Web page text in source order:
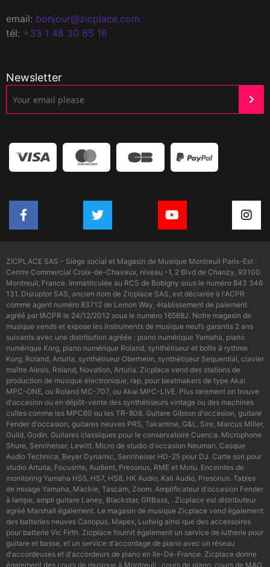
email: bonjour@zicplace.com
tél: +33 1 48 30 65 16
Newsletter
ZICPLACE SAS - Siège social et Magasin de Musique Montreuil Paris-Est :
Centre Commercial Croix-de-Chavaux, niveau -1, 2 Blvd de Chanzy, 93100
Montreuil, France. Immatriculée au RCS de Bobigny sous le numéro 843 346
131. Disruptor SAS, ancien nom de Zicplace SAS, est déclarée à l'ACPR
comme agent numéro 83712 de Lemon Way, établissement de paiement
agréé par l’ACPR le 24/12/2012 sous le numéro 16568J. Notre magasin de
musique vends et expose les instruments de musique neufs garantis 2 ans
suivants avec une distribution agréée : piano numérique Yamaha, piano
numérique Korg, piano numérique Roland, synthétiseur et boîte à rythme
Korg, Roland, Arturia, synthétiseur Oberheim, synthétiseur Sequential, clavier
maître Alesis, Roland, Novation, Arturia. Zicplace vend des stations de
production de musique électronique, rap, pour beatmakers de type Akai
MPC-ONE, ou Roland MC-707, ou Akai MPC-LIVE. Plus rarement on trouve
d'occasion ou en dépôt-vente des synthétiseurs vintage ou des machines
cultes comme les MPC60 ou les TR-808. Guitare Gibson d'occasion, guitare
Fender d'occasion, guitares neuves PRS, Takamine, G&L, Sire, Marcus Miller,
Guild, Godin. Guitares classiques pour le conservatoire Cuenca. Microphone
Shure, Sennheiser, Lewitt. Micro de studio d'occasion Neuman. Casque
Audio Technica, Beyer Dynamic, Sennheiser HD-25 pour DJ. Carte son pour
studio Arturia, Focusrite, Audient, Presonus, RME et Motu. Enceintes de
monitoring Yamaha HS5, HS7, HS8, HK Audio, Kali Audio, Presonus. Tables
de mixage Yamaha, Mackie, Tascam, Zoom. Amplificateur d'occasion Fender
à lampe, ampli guitare Laney, Blackstar, GRBass, . Zicplace est distributeur
agréé Marshall également. Le magasin de musique Zicplace vend également
des batteries neuves Canopus, Mapex, Ludwig ainsi que des accessoires
pour batterie Vic Firth. Zicplace fournit également un service de lutherie pour
guitare et basse, et un service d'accordage de piano avec un réseau
d'accordeuses et d'accordeurs de piano en Ile-De-France. Zicplace donne
également des cours de musique à Montreuil : cours de piano, cours de MAO,